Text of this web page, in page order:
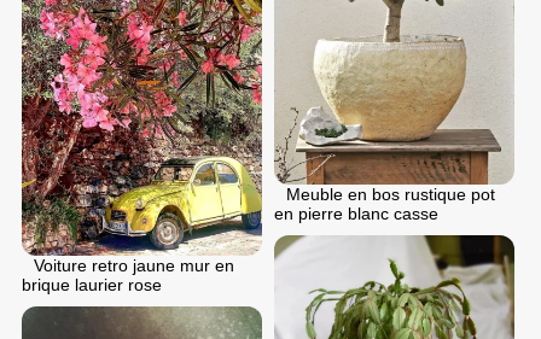
Meuble en bos rustique pot
en pierre blanc casse
Voiture retro jaune mur en
brique laurier rose